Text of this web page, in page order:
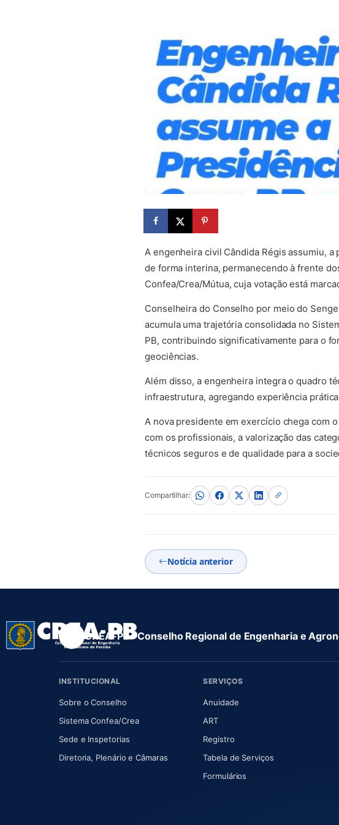
A engenheira civil Cândida Régis assumiu,
de forma interina, permanecendo à frente
Confea/Crea/Mútua, cuja votação está
Conselheira do Conselho por meio do
acumula uma trajetória consolidada no
PB, contribuindo significativamente para o
geociências.
Além disso, a engenheira integra o quadro
infraestrutura, agregando experiência
A nova presidente em exercício chega com
com os profissionais, a valorização das
técnicos seguros e de qualidade para a
Compartilhar:
Notícia anterior
CREA-PB · Conselho Regional de Engenharia e
INSTITUCIONAL
Sobre o Conselho(abre em nova aba)
Sistema Confea/Crea(abre em nova aba)
Sede e Inspetorias
Diretoria, Plenário e Câmaras(abre em nova aba)
SERVIÇOS
Anuidade(abre em nova aba)
ART(abre em nova aba)
Registro
Tabela de Serviços
Formulários